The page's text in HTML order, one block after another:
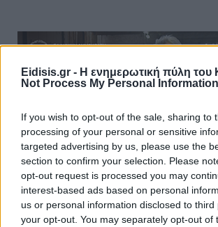
Eidisis.gr - Η ενημερωτική πύλη του
Not Process My Personal Information
If you wish to opt-out of the sale, sharing to
processing of your personal or sensitive
targeted advertising by us, please use the
section to confirm your selection. Please
opt-out request is processed you may
interest-based ads based on personal
us or personal information disclosed to
your opt-out. You may separately opt-out of